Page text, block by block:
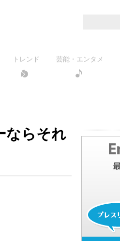
トレンド 芸能・エンタメ
ならそれ